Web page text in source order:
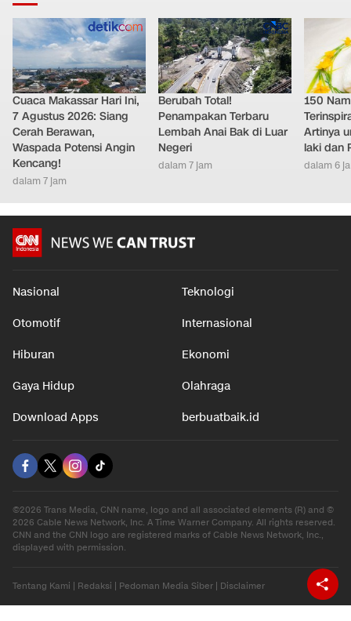
Cuaca Makassar Hari Ini,
7 Agustus 2026: Siang
Cerah Berawan,
Waspada Potensi Angin
Kencang!
dalam 7 jam
Berubah Total!
Penampakan Terbaru
Lembah Anai Bak di Luar
Negeri
dalam 7 jam
150
Artinya
laki dan
dalam 6
Nasional Teknologi
Otomotif Internasional
Hiburan Ekonomi
Gaya Hidup Olahraga
Download Apps berbuatbaik.id
©2026 Trans Media, CNN name, logo and all associated elements (R) and ©
2026 Cable News Network, Inc. A Time Warner Company. All rights reserved.
CNN and the CNN logo are registered marks of Cable News Network, Inc.,
displayed with permission.
Tentang Kami | Redaksi | Pedoman Media Siber | Disclaimer